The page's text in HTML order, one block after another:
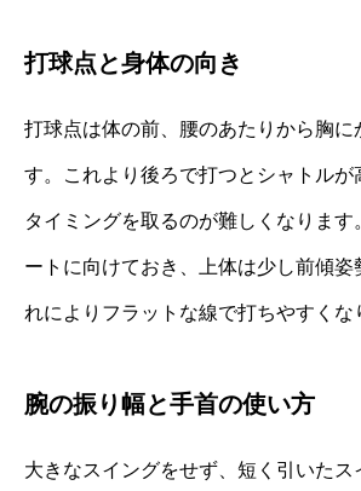
打球点と身体の向き
打球点は体の前、腰のあたりから胸に
す。これより後ろで打つとシャトルが
タイミングを取るのが難しくなります
ートに向けておき、上体は少し前傾姿
れによりフラットな線で打ちやすくな
腕の振り幅と手首の使い方
大きなスイングをせず、短く引いたス